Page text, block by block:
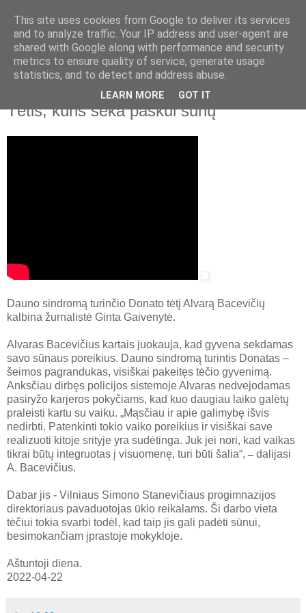
2022 m. balandžio 22 d., penktadienis
Aštuntoji diena. Ypatingų poreikių vaikai.
Tėtis, kuris seka paskui sūnų
Dauno sindromą turinčio Donato tėtį Alvarą Bacevičių
kalbina žurnalistė Ginta Gaivenytė.
Alvaras Bacevičius kartais juokauja, kad gyvena sekdamas
savo sūnaus poreikius. Dauno sindromą turintis Donatas –
šeimos pagrandukas, visiškai pakeitęs tėčio gyvenimą.
Anksčiau dirbęs policijos sistemoje Alvaras nedvejodamas
pasiryžo karjeros pokyčiams, kad kuo daugiau laiko galėtų
praleisti kartu su vaiku. „Mąsčiau ir apie galimybę išvis
nedirbti. Patenkinti tokio vaiko poreikius ir visiškai save
realizuoti kitoje srityje yra sudėtinga. Juk jei nori, kad vaikas
tikrai būtų integruotas į visuomenę, turi būti šalia“, – dalijasi
A. Bacevičius.
Dabar jis - Vilniaus Simono Stanevičiaus progimnazijos
direktoriaus pavaduotojas ūkio reikalams. Ši darbo vieta
tėčiui tokia svarbi todėl, kad taip jis gali padėti sūnui,
besimokančiam įprastoje mokykloje.
Aštuntoji diena.
2022-04-22
This site uses cookies from Google to deliver its services
and to analyze traffic. Your IP address and user-agent are
shared with Google along with performance and security
metrics to ensure quality of service, generate usage
statistics, and to detect and address abuse.
LEARN MORE GOT IT